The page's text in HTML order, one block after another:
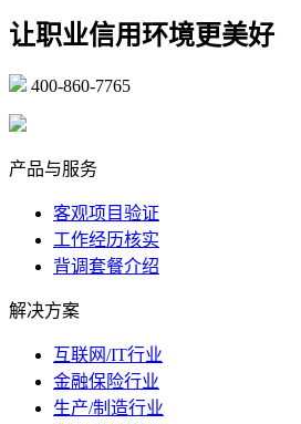
让职业信用环境更美好
400-860-7765
产品与服务
客观项目验证
工作经历核实
背调套餐介绍
解决方案
互联网/IT行业
金融保险行业
生产/制造行业